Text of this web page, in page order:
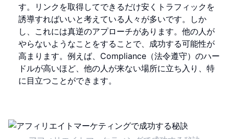
す。リンクを取得してできるだけ安くトラフィックを
誘導すればいいと考えている人々が多いです。しか
し、これには真逆のアプローチがあります。他の人が
やらないようなことをすることで、成功する可能性が
高まります。例えば、Compliance（法令遵守）のハー
ドルが高いほど、他の人が来ない場所に立ち入り、特
に目立つことができます。